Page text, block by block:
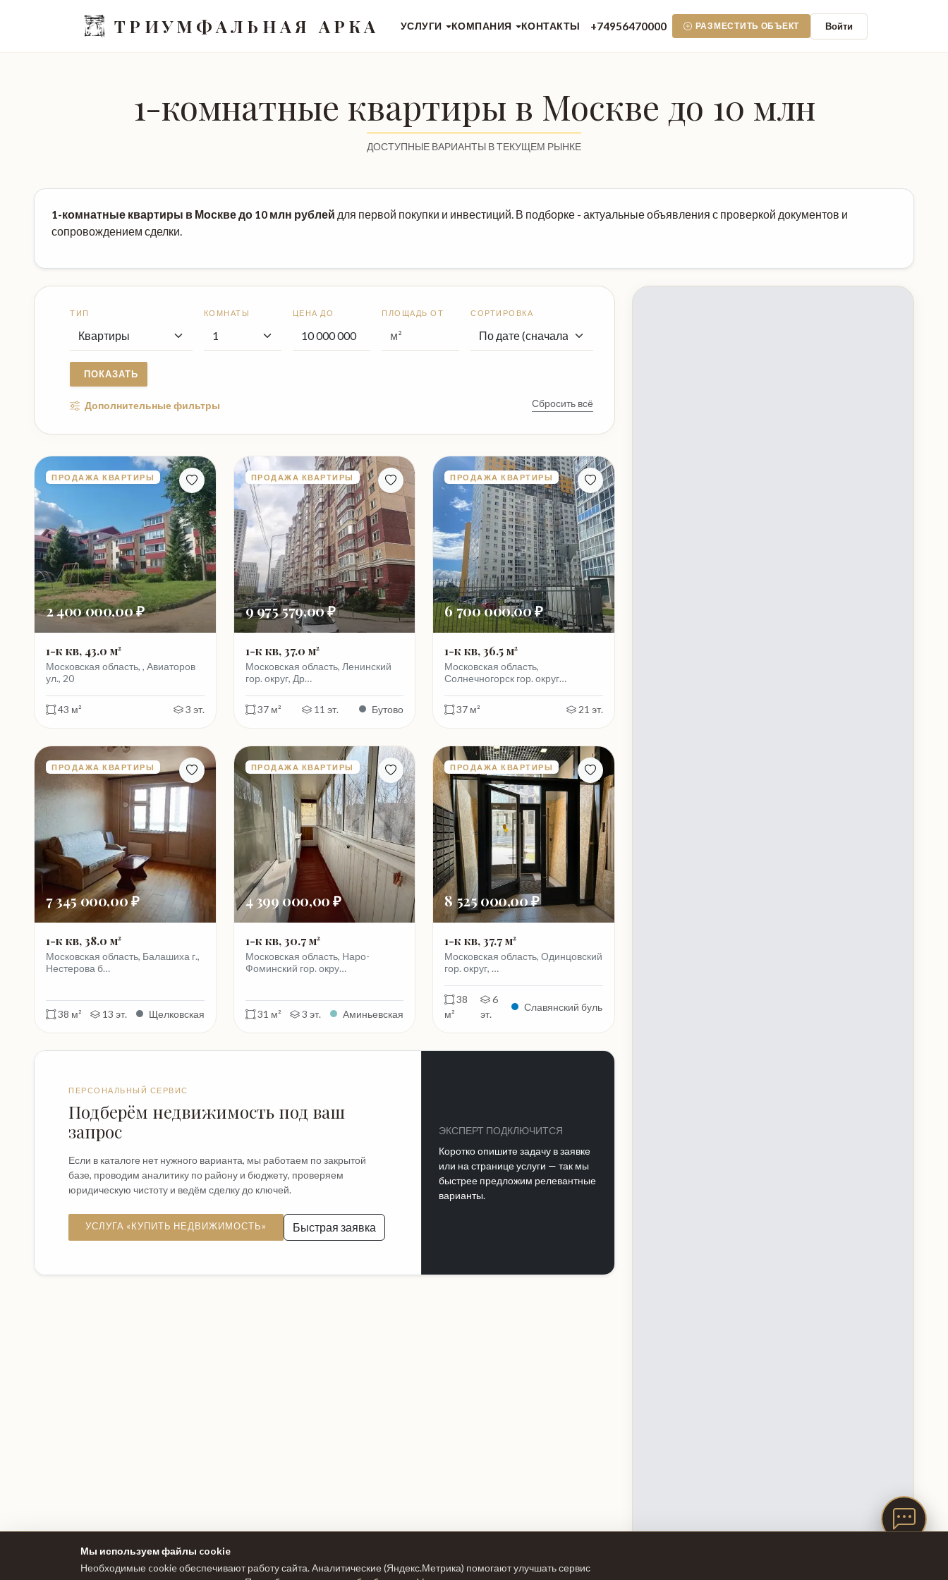
ТРИУМФАЛЬНАЯ АРКА УСЛУГИ КОМПАНИЯ КОНТАКТЫ +74956470000 РАЗМЕСТИТЬ ОБЪЕКТ Войти
1-комнатные квартиры в Москве до 10 млн
ДОСТУПНЫЕ ВАРИАНТЫ В ТЕКУЩЕМ РЫНКЕ
1-комнатные квартиры в Москве до 10 млн рублей для первой покупки и инвестиций. В подборке - актуальные объявления с проверкой документов и
сопровождением сделки.
ТИП КОМНАТЫ ЦЕНА ДО ПЛОЩАДЬ ОТ СОРТИРОВКА
ПОКАЗАТЬ
Дополнительные фильтры Сбросить всё
ПРОДАЖА КВАРТИРЫ
2 400 000,00 ₽
1-к кв, 43.0 м²
Московская область, , Авиаторов
ул., 20
43 м² 3 эт.
ПРОДАЖА КВАРТИРЫ
9 975 579,00 ₽
1-к кв, 37.0 м²
Московская область, Ленинский
гор. округ, Др…
37 м² 11 эт. Бутово
ПРОДАЖА КВАРТИРЫ
6 700 000,00 ₽
1-к кв, 36.5 м²
Московская область,
Солнечногорск гор. округ…
37 м² 21 эт.
ПРОДАЖА КВАРТИРЫ
7 345 000,00 ₽
1-к кв, 38.0 м²
Московская область, Балашиха г.,
Нестерова б…
38 м² 13 эт. Щелковская
ПРОДАЖА КВАРТИРЫ
4 399 000,00 ₽
1-к кв, 30.7 м²
Московская область, Наро-
Фоминский гор. окру…
31 м² 3 эт. Аминьевская
ПРОДАЖА КВАРТИРЫ
8 525 000,00 ₽
1-к кв, 37.7 м²
Московская область, Одинцовский
гор. округ, …
38
м²
6
эт.
Славянский бульвар
ПЕРСОНАЛЬНЫЙ СЕРВИС
Подберём недвижимость под ваш
запрос
Если в каталоге нет нужного варианта, мы работаем по закрытой
базе, проводим аналитику по району и бюджету, проверяем
юридическую чистоту и ведём сделку до ключей.
УСЛУГА «КУПИТЬ НЕДВИЖИМОСТЬ» Быстрая заявка
ЭКСПЕРТ ПОДКЛЮЧИТСЯ
Коротко опишите задачу в заявке
или на странице услуги — так мы
быстрее предложим релевантные
варианты.
Мы используем файлы cookie
Необходимые cookie обеспечивают работу сайта. Аналитические (Яндекс.Метрика) помогают улучшать сервис